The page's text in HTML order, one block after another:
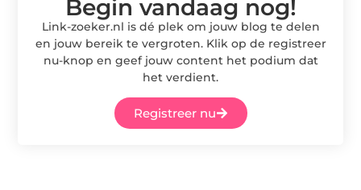
Begin vandaag nog!
Link-zoeker.nl is dé plek om jouw blog te delen
en jouw bereik te vergroten. Klik op de registreer
nu-knop en geef jouw content het podium dat
het verdient.
Registreer nu